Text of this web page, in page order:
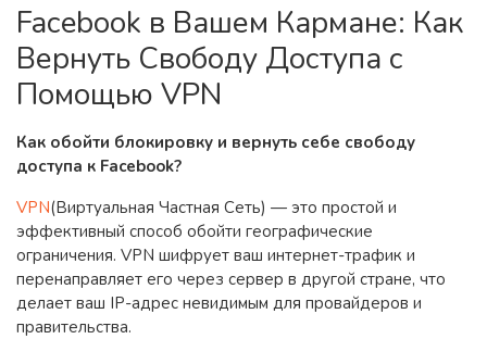
Facebook в Вашем Кармане: Как
Вернуть Свободу Доступа с
Помощью VPN
Как обойти блокировку и вернуть себе свободу
доступа к Facebook?
VPN(Виртуальная Частная Сеть) — это простой и
эффективный способ обойти географические
ограничения. VPN шифрует ваш интернет-трафик и
перенаправляет его через сервер в другой стране, что
делает ваш IP-адрес невидимым для провайдеров и
правительства.